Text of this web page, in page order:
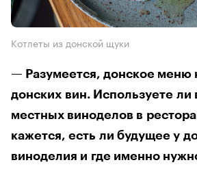
Котлеты из донской щуки
— Разумеется, донское меню
донских вин. Используете
местных виноделов в
кажется, есть ли будущее у
виноделия и где именно